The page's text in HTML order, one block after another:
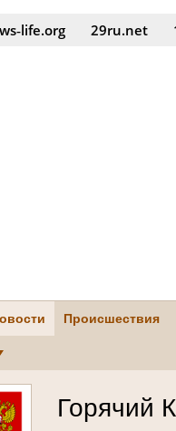
29ru.net
Происшествия
Горячий